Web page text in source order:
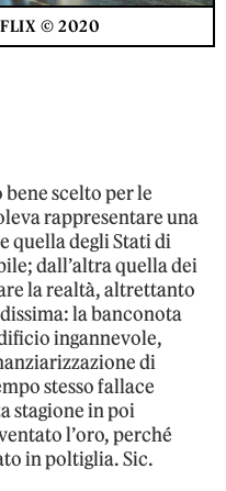
© 2020
scelto per le
rappresentare una
quella degli Stati di
dall’altra quella dei
la realtà, altrettanto
la banconota
ingannevole,
di
stesso fallace
stagione in poi
l’oro, perché
in poltiglia. Sic.